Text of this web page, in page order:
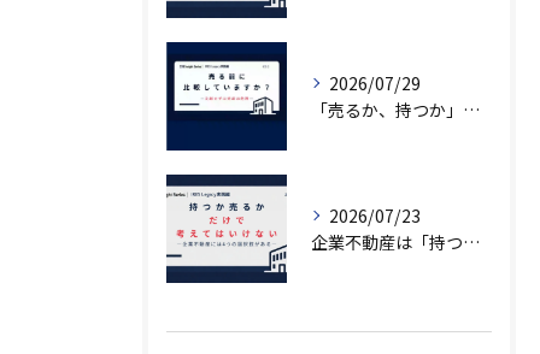
2026/07/29
「売るか、持つか」で悩んでいませんか？
2026/07/23
企業不動産は「持つか売るか」だけではない｜CRE戦略で考える4つの意思決定